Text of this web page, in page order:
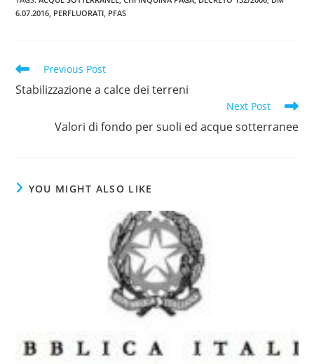
6.07.2016, PERFLUORATI, PFAS
Read
more
articles
Previous Post
Stabilizzazione a calce dei terreni
Next Post
Valori di fondo per suoli ed acque sotterranee
YOU MIGHT ALSO LIKE